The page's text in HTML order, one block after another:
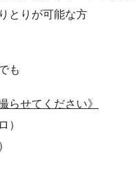
とりが可能な方
も
らせてください》
）